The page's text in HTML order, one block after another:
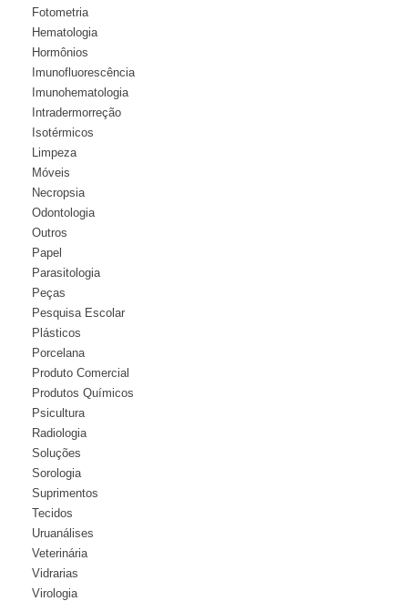
Fotometria
Hematologia
Hormônios
Imunofluorescência
Imunohematologia
Intradermorreção
Isotérmicos
Limpeza
Móveis
Necropsia
Odontologia
Outros
Papel
Parasitologia
Peças
Pesquisa Escolar
Plásticos
Porcelana
Produto Comercial
Produtos Químicos
Psicultura
Radiologia
Soluções
Sorologia
Suprimentos
Tecidos
Uruanálises
Veterinária
Vidrarias
Virologia